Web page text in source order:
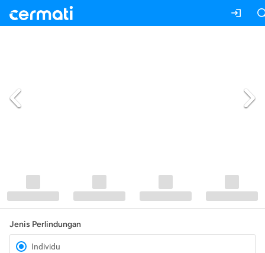
Jenis Perlindungan
Individu